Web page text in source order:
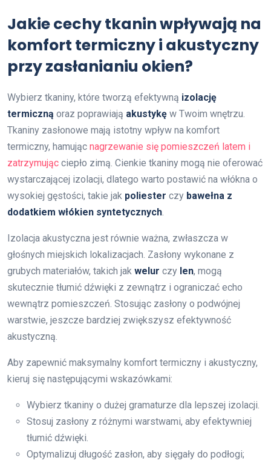
Jakie cechy tkanin wpływają na
komfort termiczny i akustyczny
przy zasłanianiu okien?
Wybierz tkaniny, które tworzą efektywną izolację
termiczną oraz poprawiają akustykę w Twoim wnętrzu.
Tkaniny zasłonowe mają istotny wpływ na komfort
termiczny, hamując nagrzewanie się pomieszczeń latem i
zatrzymując ciepło zimą. Cienkie tkaniny mogą nie oferować
wystarczającej izolacji, dlatego warto postawić na włókna o
wysokiej gęstości, takie jak poliester czy bawełna z
dodatkiem włókien syntetycznych.
Izolacja akustyczna jest równie ważna, zwłaszcza w
głośnych miejskich lokalizacjach. Zasłony wykonane z
grubych materiałów, takich jak welur czy len, mogą
skutecznie tłumić dźwięki z zewnątrz i ograniczać echo
wewnątrz pomieszczeń. Stosując zasłony o podwójnej
warstwie, jeszcze bardziej zwiększysz efektywność
akustyczną.
Aby zapewnić maksymalny komfort termiczny i akustyczny,
kieruj się następującymi wskazówkami:
Wybierz tkaniny o dużej gramaturze dla lepszej izolacji.
Stosuj zasłony z różnymi warstwami, aby efektywniej
tłumić dźwięki.
Optymalizuj długość zasłon, aby sięgały do podłogi;